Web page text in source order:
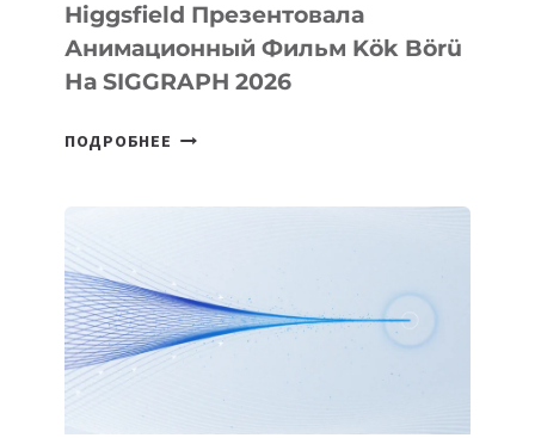
Higgsfield Презентовала
Анимационный Фильм Kök Börü
На SIGGRAPH 2026
ПОДРОБНЕЕ HIGGSFIELD
НА
SIGGRAPH